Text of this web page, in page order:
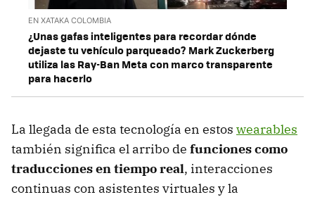
EN XATAKA COLOMBIA
¿Unas gafas inteligentes para recordar dónde
dejaste tu vehículo parqueado? Mark Zuckerberg
utiliza las Ray-Ban Meta con marco transparente
para hacerlo
La llegada de esta tecnología en estos wearables
también significa el arribo de funciones como
traducciones en tiempo real, interacciones
continuas con asistentes virtuales y la